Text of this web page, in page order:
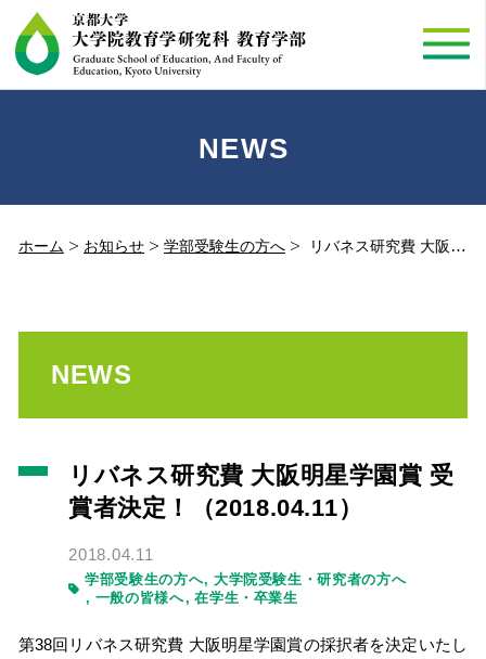
NEWS
ホーム お知らせ 学部受験生の方へ リバネス研究費 大阪明星学園賞 受賞者決定！（2018.04.11）
NEWS
リバネス研究費 大阪明星学園賞 受
賞者決定！（2018.04.11）
2018.04.11
学部受験生の方へ
大学院受験生・研究者の方へ
一般の皆様へ
在学生・卒業生
第38回リバネス研究費 大阪明星学園賞の採択者を決定いたし